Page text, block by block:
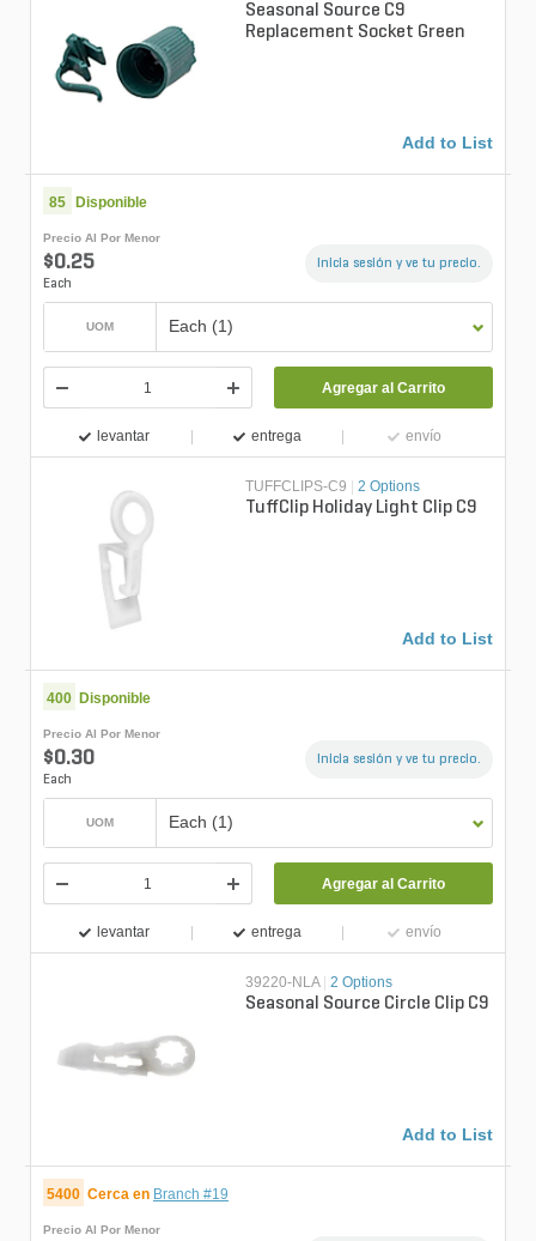
Seasonal Source C9
Replacement Socket Green
Add to List
85 Disponible
Precio Al Por Menor
$0.25
Each
Inicia sesión y ve tu precio.
UOM Each (1)
Agregar al Carrito
levantar entrega envío
TUFFCLIPS-C9 | 2 Options
TuffClip Holiday Light Clip C9
Add to List
400 Disponible
Precio Al Por Menor
$0.30
Each
Inicia sesión y ve tu precio.
UOM Each (1)
Agregar al Carrito
levantar entrega envío
39220-NLA | 2 Options
Seasonal Source Circle Clip C9
Add to List
5400 Cerca en Branch #19
Precio Al Por Menor